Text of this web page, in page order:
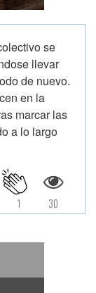
se
llevar
de nuevo.
en la
marcar las
a lo largo
30
1